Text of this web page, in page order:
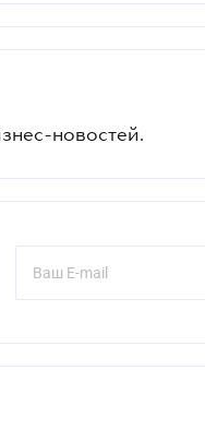
новостей.